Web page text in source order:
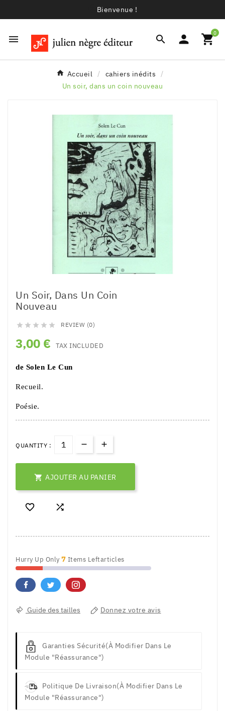
Bienvenue !
   0
Accueil
cahiers inédits
Un soir, dans un coin nouveau
Un Soir, Dans Un Coin
Nouveau
     REVIEW (0)
3,00 € TAX INCLUDED
de Solen Le Cun
Recueil.
Poésie.
QUANTITY :
 AJOUTER AU PANIER
 
Hurry Up Only 7 Items Leftarticles
Guide des tailles Donnez votre avis
Garanties Sécurité(à Modifier Dans Le
Module "Réassurance")
Politique De Livraison(à Modifier Dans Le
Module "Réassurance")